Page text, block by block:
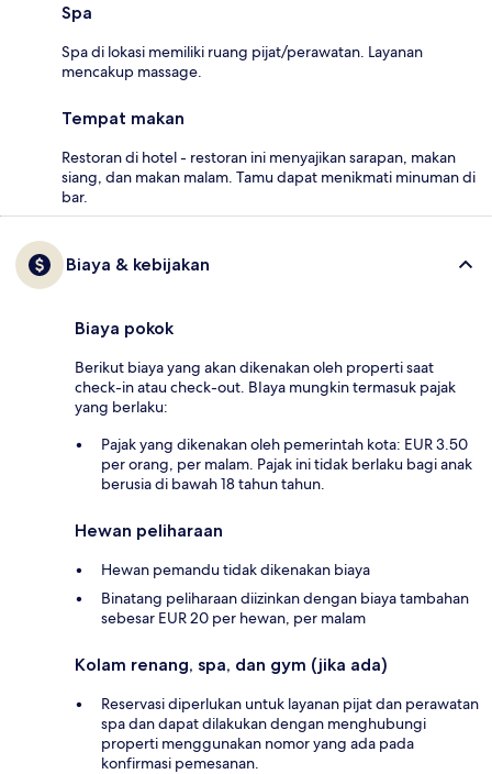
Spa
Spa di lokasi memiliki ruang pijat/perawatan. Layanan
mencakup massage.
Tempat makan
Restoran di hotel - restoran ini menyajikan sarapan, makan
siang, dan makan malam. Tamu dapat menikmati minuman di
bar.
Biaya & kebijakan
Biaya pokok
Berikut biaya yang akan dikenakan oleh properti saat
check-in atau check-out. BIaya mungkin termasuk pajak
yang berlaku:
Pajak yang dikenakan oleh pemerintah kota: EUR 3.50
per orang, per malam. Pajak ini tidak berlaku bagi anak
berusia di bawah 18 tahun tahun.
Hewan peliharaan
Hewan pemandu tidak dikenakan biaya
Binatang peliharaan diizinkan dengan biaya tambahan
sebesar EUR 20 per hewan, per malam
Kolam renang, spa, dan gym (jika ada)
Reservasi diperlukan untuk layanan pijat dan perawatan
spa dan dapat dilakukan dengan menghubungi
properti menggunakan nomor yang ada pada
konfirmasi pemesanan.